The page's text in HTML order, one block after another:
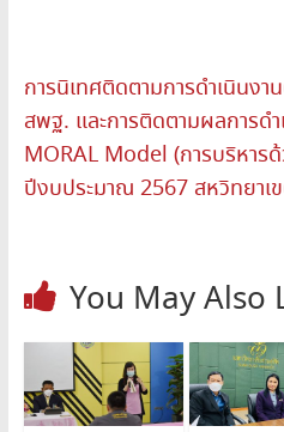
การนิเทศติดตามการดำเนินงา
สพฐ. และการติดตามผลการด
MORAL Model (การบริหาร
ปีงบประมาณ 2567 สหวิทยาเ
You May Also